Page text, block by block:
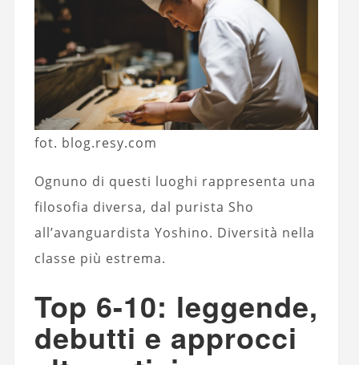
fot. blog.resy.com
Ognuno di questi luoghi rappresenta una
filosofia diversa, dal purista Sho
all’avanguardista Yoshino. Diversità nella
classe più estrema.
Top 6-10: leggende,
debutti e approcci